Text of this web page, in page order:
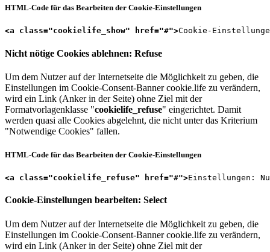
HTML-Code für das Bearbeiten der Cookie-Einstellungen
<a class="cookielife_show" href="#">Cookie-
Nicht nötige Cookies ablehnen: Refuse
Um dem Nutzer auf der Internetseite die Möglichkeit zu geben, die
Einstellungen im Cookie-Consent-Banner cookie.life zu verändern,
wird ein Link (Anker in der Seite) ohne Ziel mit der
Formatvorlagenklasse "cookielife_refuse" eingerichtet. Damit
werden quasi alle Cookies abgelehnt, die nicht unter das Kriterium
"Notwendige Cookies" fallen.
HTML-Code für das Bearbeiten der Cookie-Einstellungen
<a class="cookielife_refuse" href="#">Einstellungen:
Cookie-Einstellungen bearbeiten: Select
Um dem Nutzer auf der Internetseite die Möglichkeit zu geben, die
Einstellungen im Cookie-Consent-Banner cookie.life zu verändern,
wird ein Link (Anker in der Seite) ohne Ziel mit der